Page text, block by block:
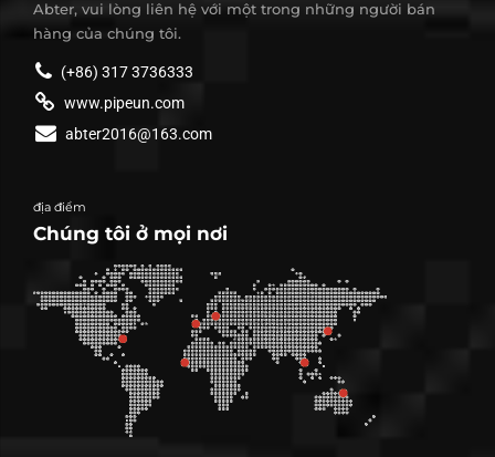
Abter, vui lòng liên hệ với một trong những người bán
hàng của chúng tôi.
(+86) 317 3736333
www.pipeun.com
abter2016@163.com
địa điểm
Chúng tôi ở mọi nơi